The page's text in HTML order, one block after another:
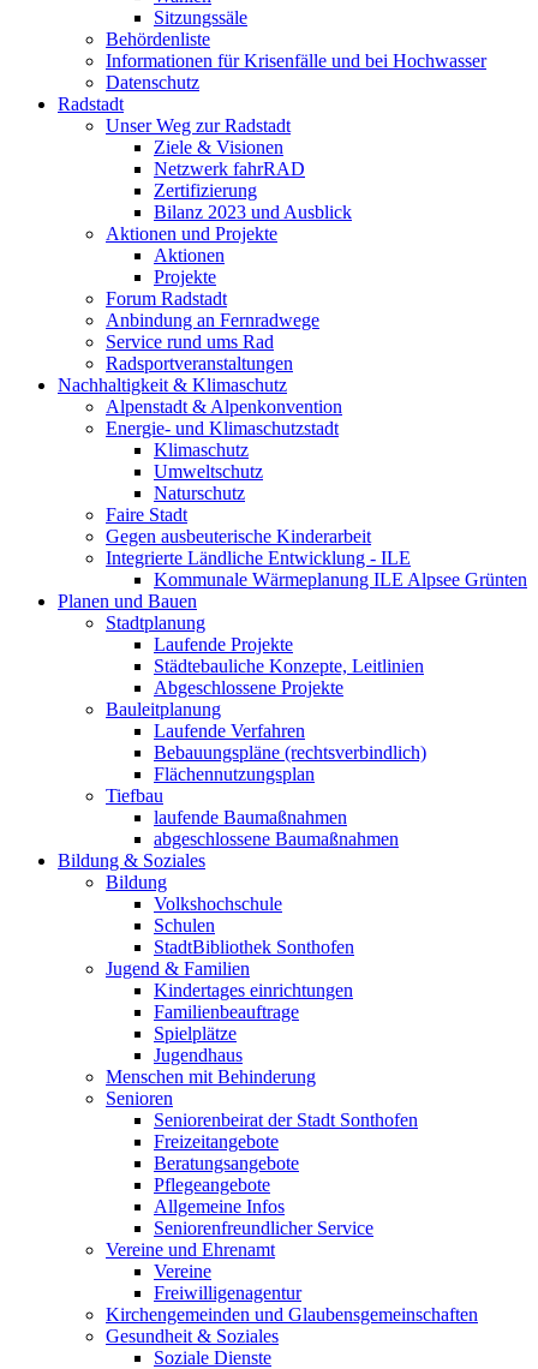
Sitzungssäle
Behördenliste
Informationen für Krisenfälle und bei Hochwasser
Datenschutz
Radstadt
Unser Weg zur Radstadt
Ziele & Visionen
Netzwerk fahrRAD
Zertifizierung
Bilanz 2023 und Ausblick
Aktionen und Projekte
Aktionen
Projekte
Forum Radstadt
Anbindung an Fernradwege
Service rund ums Rad
Radsportveranstaltungen
Nachhaltigkeit & Klimaschutz
Alpenstadt & Alpenkonvention
Energie- und Klimaschutzstadt
Klimaschutz
Umweltschutz
Naturschutz
Faire Stadt
Gegen ausbeuterische Kinderarbeit
Integrierte Ländliche Entwicklung - ILE
Kommunale Wärmeplanung ILE Alpsee Grünten
Planen und Bauen
Stadtplanung
Laufende Projekte
Städtebauliche Konzepte, Leitlinien
Abgeschlossene Projekte
Bauleitplanung
Laufende Verfahren
Bebauungspläne (rechtsverbindlich)
Flächennutzungsplan
Tiefbau
laufende Baumaßnahmen
abgeschlossene Baumaßnahmen
Bildung & Soziales
Bildung
Volkshochschule
Schulen
StadtBibliothek Sonthofen
Jugend & Familien
Kindertages einrichtungen
Familienbeauftrage
Spielplätze
Jugendhaus
Menschen mit Behinderung
Senioren
Seniorenbeirat der Stadt Sonthofen
Freizeitangebote
Beratungsangebote
Pflegeangebote
Allgemeine Infos
Seniorenfreundlicher Service
Vereine und Ehrenamt
Vereine
Freiwilligenagentur
Kirchengemeinden und Glaubensgemeinschaften
Gesundheit & Soziales
Soziale Dienste